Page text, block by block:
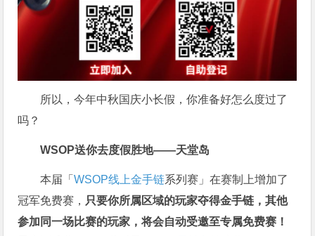
所以，今年中秋国庆小长假，你准备好怎么度过了
吗？
WSOP送你去度假胜地——天堂岛
本届「WSOP线上金手链系列赛」在赛制上增加了
冠军免费赛， 只要你所属区域的玩家夺得金手链，其他
参加同一场比赛的玩家，将会自动受邀至专属免费赛！